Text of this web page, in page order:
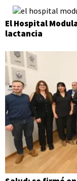
El Hospital
lactancia